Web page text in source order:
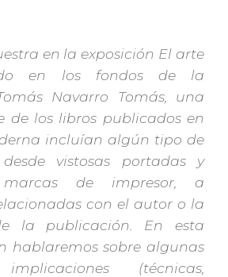
en la exposición El arte
en los fondos de la
Navarro Tomás, una
de los libros publicados en
incluían algún tipo de
vistosas portadas y
marcas de impresor, a
con el autor o la
la publicación. En esta
hablaremos sobre algunas
(técnicas,